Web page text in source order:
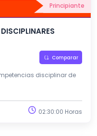
Principiante
Comparar
disciplinar de
02:30:00 Horas